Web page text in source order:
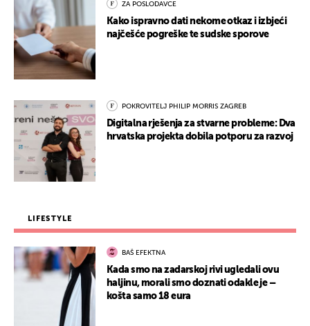
ZA POSLODAVCE
Kako ispravno dati nekome otkaz i izbjeći
najčešće pogreške te sudske sporove
POKROVITELJ PHILIP MORRIS ZAGREB
Digitalna rješenja za stvarne probleme: Dva
hrvatska projekta dobila potporu za razvoj
LIFESTYLE
BAŠ EFEKTNA
Kada smo na zadarskoj rivi ugledali ovu
haljinu, morali smo doznati odakle je –
košta samo 18 eura